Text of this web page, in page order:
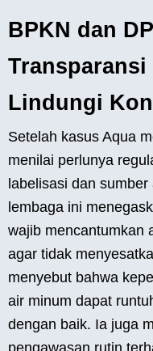
BPKN dan
Lindungi
Setelah kasus Aqua
menilai perlunya
labelisasi dan
lembaga ini
wajib mencantumkan
agar tidak
menyebut bahwa
air minum dapat
dengan baik. Ia juga